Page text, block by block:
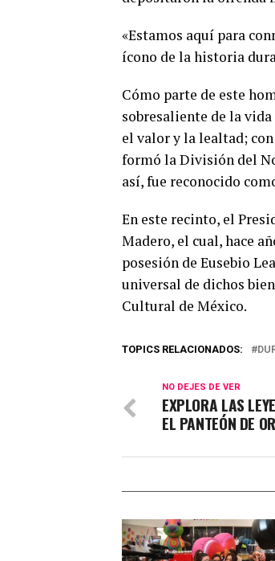
«Estamos aquí para
ícono de la historia
Cómo parte de este
sobresaliente de la
el valor y la lealtad;
formó la División del
así, fue reconocido
En este recinto, el
Madero, el cual, hace
posesión de Eusebio
universal de dichos
Cultural de México.
TOPICS RELACIONADOS:
NO DEJES DE VER
EXPLORA LAS
EL PANTEÓN DE